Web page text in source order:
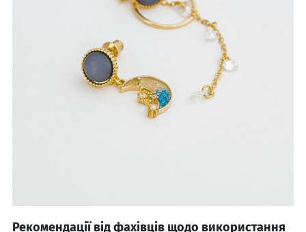
Рекомендації від фахівців щодо використання